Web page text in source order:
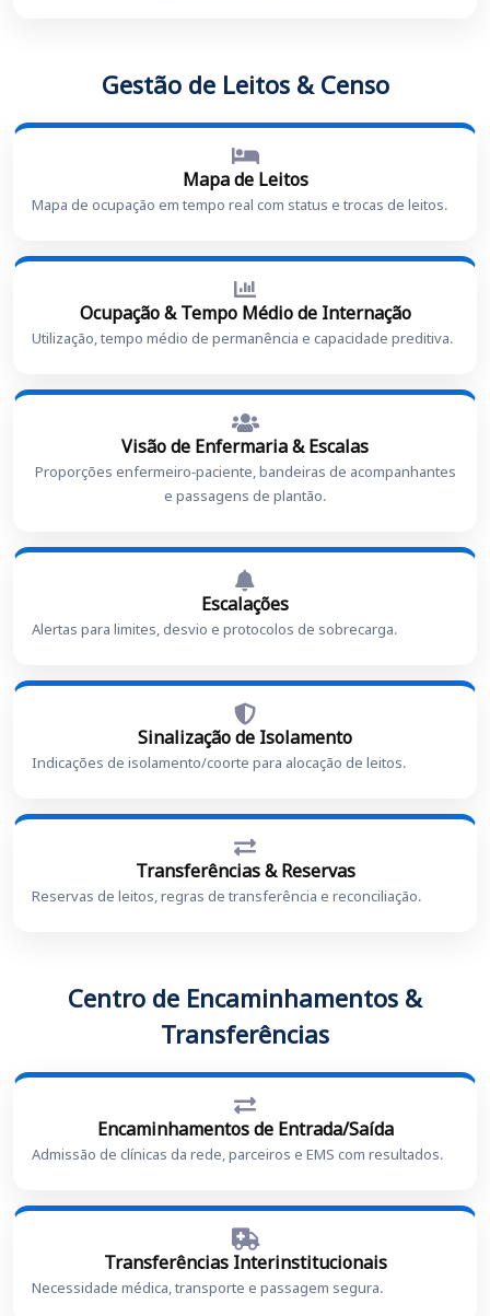
Gestão de Leitos & Censo
Mapa de Leitos
Mapa de ocupação em tempo real com status e trocas de leitos.
Ocupação & Tempo Médio de Internação
Utilização, tempo médio de permanência e capacidade preditiva.
Visão de Enfermaria & Escalas
Proporções enfermeiro-paciente, bandeiras de acompanhantes
e passagens de plantão.
Escalações
Alertas para limites, desvio e protocolos de sobrecarga.
Sinalização de Isolamento
Indicações de isolamento/coorte para alocação de leitos.
Transferências & Reservas
Reservas de leitos, regras de transferência e reconciliação.
Centro de Encaminhamentos &
Transferências
Encaminhamentos de Entrada/Saída
Admissão de clínicas da rede, parceiros e EMS com resultados.
Transferências Interinstitucionais
Necessidade médica, transporte e passagem segura.